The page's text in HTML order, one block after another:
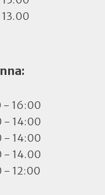
- 16:00
- 14:00
- 14:00
- 14.00
- 12:00